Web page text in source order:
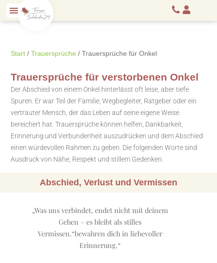
Start /Trauersprüche / Trauersprüche für Onkel
Trauersprüche für verstorbenen Onkel
Der Abschied von einem Onkel hinterlässt oft leise, aber tiefe
Spuren. Er war Teil der Familie, Wegbegleiter, Ratgeber oder ein
vertrauter Mensch, der das Leben auf seine eigene Weise
bereichert hat. Trauersprüche können helfen, Dankbarkeit,
Erinnerung und Verbundenheit auszudrücken und dem Abschied
einen würdevollen Rahmen zu geben. Die folgenden Worte sind
Ausdruck von Nähe, Respekt und stillem Gedenken.
Abschied, Verlust und Vermissen
„Was uns verbindet, endet nicht mit deinem
Gehen – es bleibt als stilles
Vermissen.“bewahren dich in liebevoller
Erinnerung.“